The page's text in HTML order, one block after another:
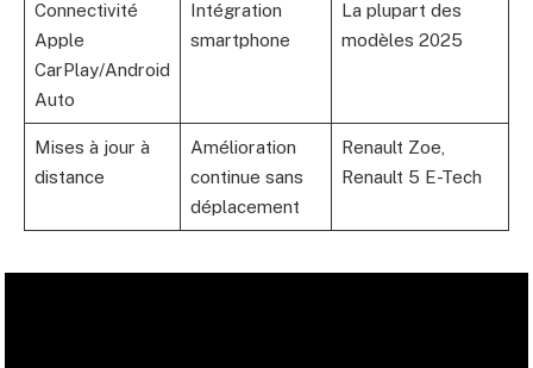
Connectivité
Apple
CarPlay/Android
Auto
Intégration
smartphone
La plupart des
modèles 2025
Mises à jour à
distance
Amélioration
continue sans
déplacement
Renault Zoe,
Renault 5 E-Tech